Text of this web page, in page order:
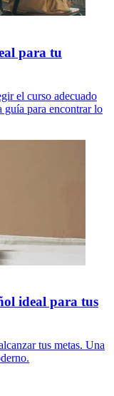
para tu
el curso adecuado
guía para encontrar lo
ideal para tus
tus metas. Una